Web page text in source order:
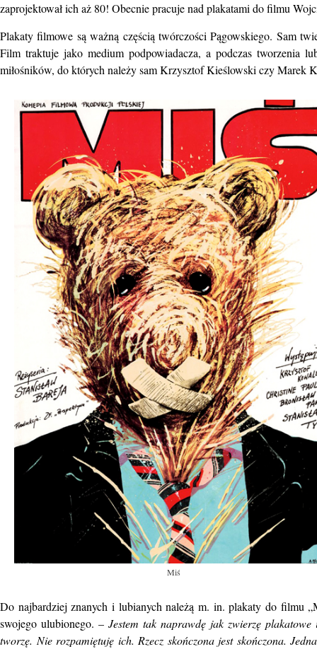
zaprojektował ich aż 80! Obecnie pracuje nad plakatami do filmu
Plakaty filmowe są ważną częścią twórczości Pągowskiego. Sam
Film traktuje jako medium podpowiadacza, a podczas tworzenia
miłośników, do których należy sam Krzysztof Kieślowski czy Marek
Miś
Do najbardziej znanych i lubianych należą m. in. plakaty do filmu
swojego ulubionego. –Jestem tak naprawdę jak zwierzę
tworzę. Nie rozpamiętuję ich. Rzecz skończona jest skończona.